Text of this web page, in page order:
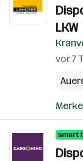
LKW
vor 7